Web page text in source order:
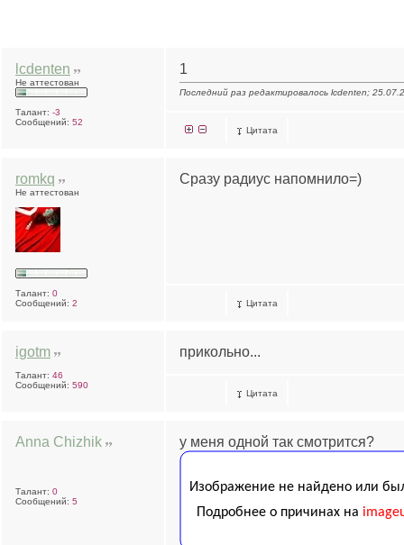
lcdenten
Не аттестован
Талант: -3
Сообщений: 52
1
Последний раз редактировалось lcdenten;
Цитата
romkq
Не аттестован
Талант: 0
Сообщений: 2
Сразу радиус напомнило=)
Цитата
igotm
Талант: 46
Сообщений: 590
прикольно...
Цитата
Anna Chizhik
Талант: 0
Сообщений: 5
у меня одной так смотрится?